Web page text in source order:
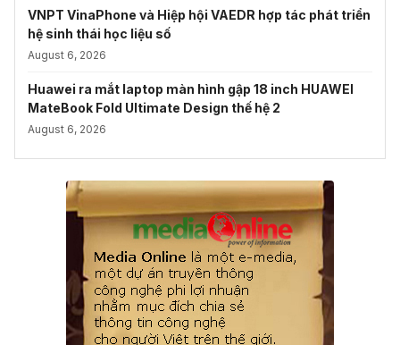
VNPT VinaPhone và Hiệp hội VAEDR hợp tác phát triển
hệ sinh thái học liệu số
August 6, 2026
Huawei ra mắt laptop màn hình gập 18 inch HUAWEI
MateBook Fold Ultimate Design thế hệ 2
August 6, 2026